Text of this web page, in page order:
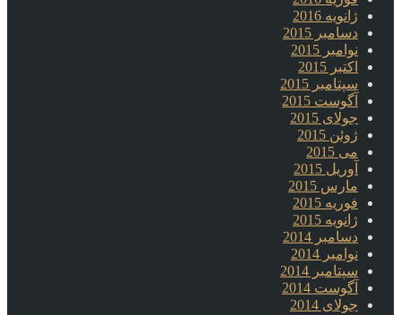
ژانویه 2016
دسامبر 2015
نوامبر 2015
اکتبر 2015
سپتامبر 2015
آگوست 2015
جولای 2015
ژوئن 2015
می 2015
آوریل 2015
مارس 2015
فوریه 2015
ژانویه 2015
دسامبر 2014
نوامبر 2014
سپتامبر 2014
آگوست 2014
جولای 2014